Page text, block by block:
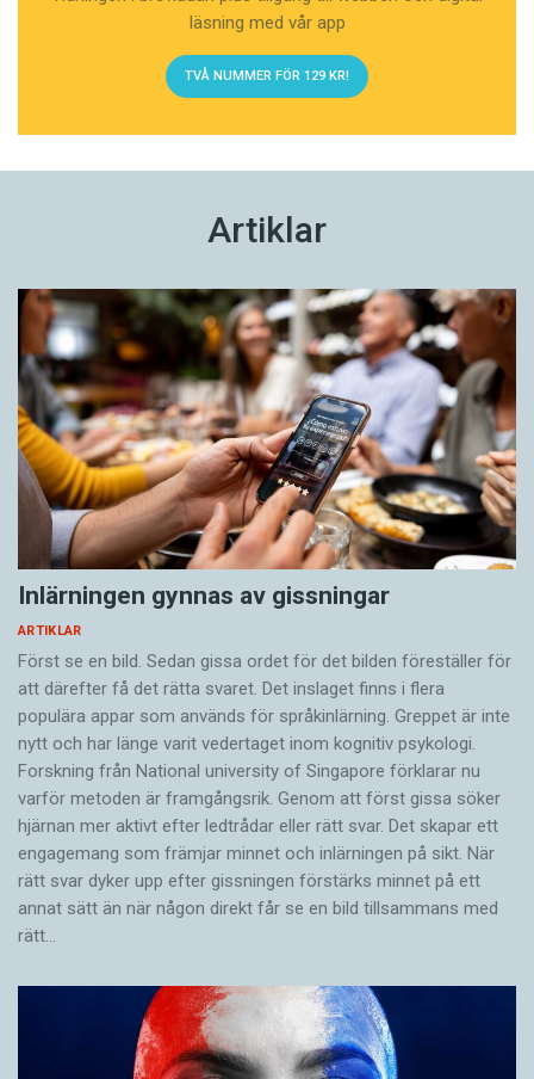
läsning med vår app
TVÅ NUMMER FÖR 129 KR!
Artiklar
Inlärningen gynnas av gissningar
ARTIKLAR
Först se en bild. Sedan gissa ordet för det bilden föreställer för
att därefter få det rätta svaret. Det inslaget finns i flera
populära appar som används för språkinlärning. Greppet är inte
nytt och har länge varit vedertaget inom kognitiv psykologi.
Forskning från National university of Singa­pore förklarar nu
varför metoden är framgångsrik. Genom att först gissa ­söker
hjärnan mer aktivt ­efter ledtrådar eller rätt svar. Det skapar ett
engagemang som främjar minnet och inlärningen på sikt. När
rätt svar dyker upp efter gissningen förstärks minnet på ett
annat sätt än när någon direkt får se en bild tillsammans med
rätt…